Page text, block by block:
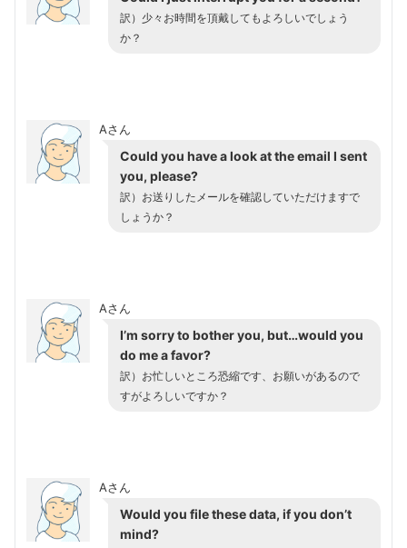
訳）少々お時間を頂戴してもよろしいでしょう
か？
Aさん
Could you have a look at the email I sent
you, please?
訳）お送りしたメールを確認していただけますで
しょうか？
Aさん
I’m sorry to bother you, but…would you
do me a favor?
訳）お忙しいところ恐縮です、お願いがあるので
すがよろしいですか？
Aさん
Would you file these data, if you don’t
mind?